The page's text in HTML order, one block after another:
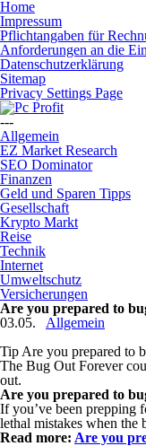
Home
Impressum
Pflichtangaben für
Anforderungen an die
Datenschutzerklärung
Sitemap
Privacy Settings Page
---
Allgemein
EZ Market Research
SEO Dominator
Finanzen
Geld und Sparen Tipps
Gesellschaft
Krypto Markt
Reise
Technik
Internet
Umweltschutz
Versicherungen
Are you prepared to
03.05.
Allgemein
Tip Are you prepared to
The Bug Out Forever
out.
Are you prepared to
If you’ve been prepping
lethal mistakes when the
Read more: Are you